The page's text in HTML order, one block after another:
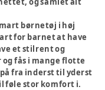
børnetøj i høj
for barnet at have
et stilrent og
fås i mange flotte
fra inderst til yderst
føle stor komfort i.